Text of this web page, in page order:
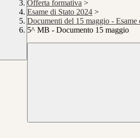
Offerta formativa >
Esame di Stato 2024 >
Documenti del 15 maggio -
5^ MB - Documento 15 maggio